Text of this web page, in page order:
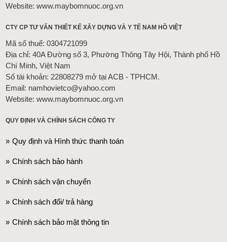
Website: www.maybomnuoc.org.vn
CTY CP TƯ VẤN THIẾT KẾ XÂY DỰNG VÀ Y TẾ NAM HỒ VIỆT
Mã số thuế: 0304721099
Địa chỉ: 40A Đường số 3, Phường Thông Tây Hội, Thành phố Hồ
Chí Minh, Việt Nam
Số tài khoản: 22808279 mở tại ACB - TPHCM.
Email: namhovietco@yahoo.com
Website: www.maybomnuoc.org.vn
QUY ĐỊNH VÀ CHÍNH SÁCH CÔNG TY
Quy định và Hình thức thanh toán
Chính sách bảo hành
Chính sách vận chuyển
Chính sách đổi/ trả hàng
Chính sách bảo mật thông tin